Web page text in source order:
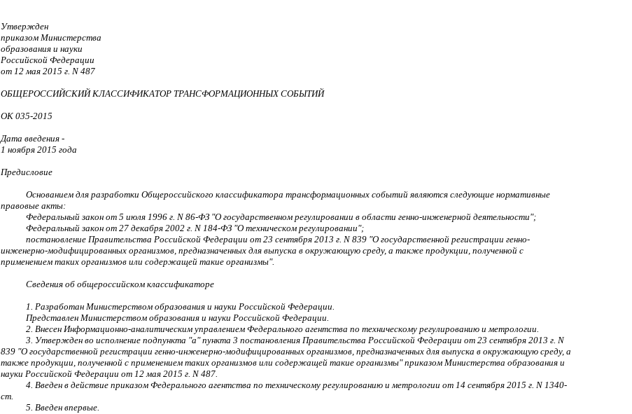
Утвержден
приказом Министерства
образования и науки
Российской Федерации
от 12 мая 2015 г. N 487
ОБЩЕРОССИЙСКИЙ КЛАССИФИКАТОР ТРАНСФОРМАЦИОННЫХ СОБЫТИЙ
ОК 035-2015
Дата введения -
1 ноября 2015 года
Предисловие
Основанием для разработки Общероссийского классификатора трансформационных событий являются следующие нормативные
правовые акты:
Федеральный закон от 5 июля 1996 г. N 86-ФЗ "О государственном регулировании в области генно-инженерной деятельности";
Федеральный закон от 27 декабря 2002 г. N 184-ФЗ "О техническом регулировании";
постановление Правительства Российской Федерации от 23 сентября 2013 г. N 839 "О государственной регистрации генно-
инженерно-модифицированных организмов, предназначенных для выпуска в окружающую среду, а также продукции, полученной с
применением таких организмов или содержащей такие организмы".
Сведения об общероссийском классификаторе
1. Разработан Министерством образования и науки Российской Федерации.
Представлен Министерством образования и науки Российской Федерации.
2. Внесен Информационно-аналитическим управлением Федерального агентства по техническому регулированию и метрологии.
3. Утвержден во исполнение подпункта "а" пункта 3 постановления Правительства Российской Федерации от 23 сентября 2013 г. N
839 "О государственной регистрации генно-инженерно-модифицированных организмов, предназначенных для выпуска в окружающую среду, а
также продукции, полученной с применением таких организмов или содержащей такие организмы" приказом Министерства образования и
науки Российской Федерации от 12 мая 2015 г. N 487.
4. Введен в действие приказом Федерального агентства по техническому регулированию и метрологии от 14 сентября 2015 г. N 1340-
ст.
5. Введен впервые.